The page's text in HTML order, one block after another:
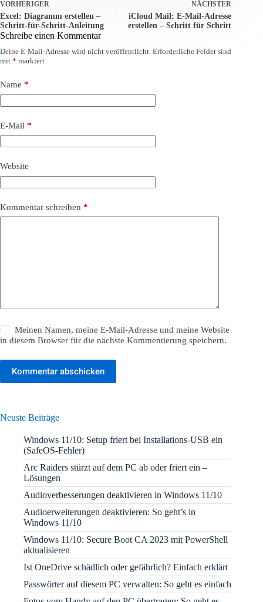
VORHERIGER
Excel: Diagramm erstellen –
Schritt-für-Schritt-Anleitung
NÄCHSTER
iCloud Mail: E-Mail-Adresse
erstellen – Schritt für Schritt
Schreibe einen Kommentar
Deine E-Mail-Adresse wird nicht veröffentlicht. Erforderliche Felder sind
mit * markiert
Name *
E-Mail *
Website
Kommentar schreiben *
Meinen Namen, meine E-Mail-Adresse und meine Website
in diesem Browser für die nächste Kommentierung speichern.
Kommentar abschicken
Neuste Beiträge
Windows 11/10: Setup friert bei Installations-USB ein
(SafeOS-Fehler)
Arc Raiders stürzt auf dem PC ab oder friert ein –
Lösungen
Audioverbesserungen deaktivieren in Windows 11/10
Audioerweiterungen deaktivieren: So geht’s in
Windows 11/10
Windows 11/10: Secure Boot CA 2023 mit PowerShell
aktualisieren
Ist OneDrive schädlich oder gefährlich? Einfach erklärt
Passwörter auf diesem PC verwalten: So geht es einfach